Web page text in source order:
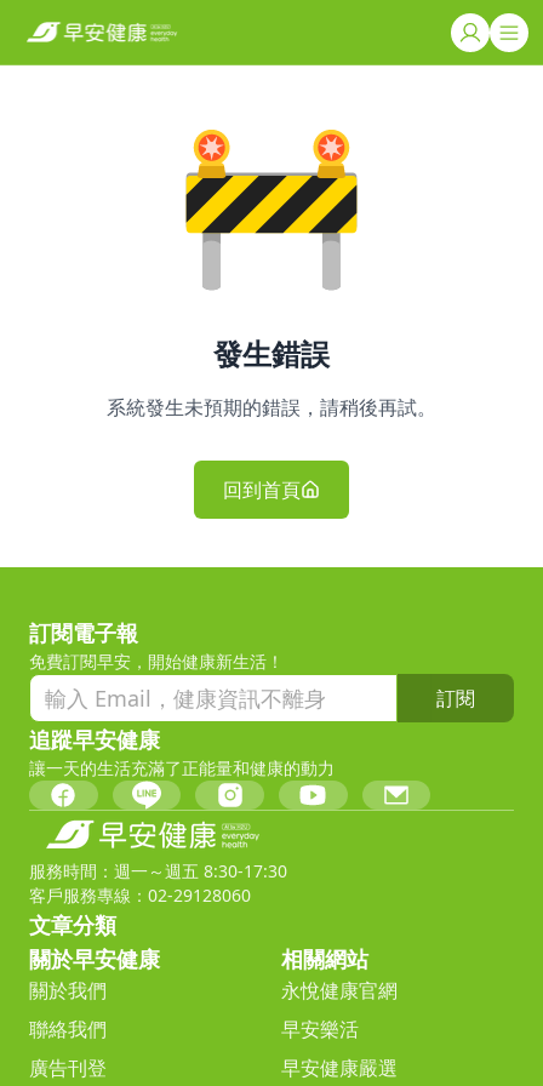
發生錯誤
系統發生未預期的錯誤，請稍後再試。
回到首頁
訂閱電子報
免費訂閱早安，開始健康新生活！
訂閱
追蹤早安健康
讓一天的生活充滿了正能量和健康的動力
服務時間：週一～週五 8:30-17:30
客戶服務專線：02-29128060
文章分類
關於早安健康
關於我們
聯絡我們
廣告刊登
相關網站
永悅健康官網
早安樂活
早安健康嚴選